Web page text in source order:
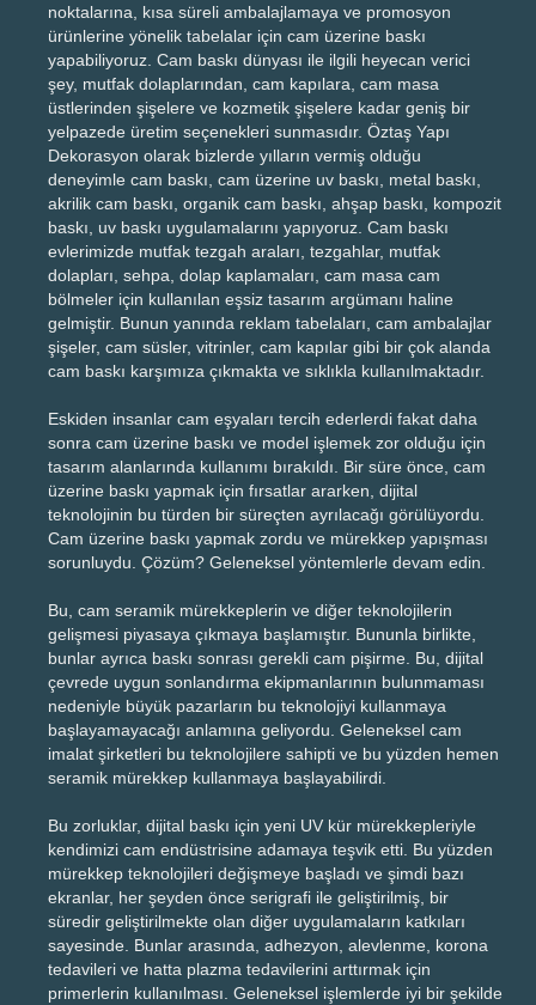
noktalarına, kısa süreli ambalajlamaya ve promosyon
ürünlerine yönelik tabelalar için cam üzerine baskı
yapabiliyoruz. Cam baskı dünyası ile ilgili heyecan verici
şey, mutfak dolaplarından, cam kapılara, cam masa
üstlerinden şişelere ve kozmetik şişelere kadar geniş bir
yelpazede üretim seçenekleri sunmasıdır. Öztaş Yapı
Dekorasyon olarak bizlerde yılların vermiş olduğu
deneyimle cam baskı, cam üzerine uv baskı, metal baskı,
akrilik cam baskı, organik cam baskı, ahşap baskı, kompozit
baskı, uv baskı uygulamalarını yapıyoruz. Cam baskı
evlerimizde mutfak tezgah araları, tezgahlar, mutfak
dolapları, sehpa, dolap kaplamaları, cam masa cam
bölmeler için kullanılan eşsiz tasarım argümanı haline
gelmiştir. Bunun yanında reklam tabelaları, cam ambalajlar
şişeler, cam süsler, vitrinler, cam kapılar gibi bir çok alanda
cam baskı karşımıza çıkmakta ve sıklıkla kullanılmaktadır.
Eskiden insanlar cam eşyaları tercih ederlerdi fakat daha
sonra cam üzerine baskı ve model işlemek zor olduğu için
tasarım alanlarında kullanımı bırakıldı. Bir süre önce, cam
üzerine baskı yapmak için fırsatlar ararken, dijital
teknolojinin bu türden bir süreçten ayrılacağı görülüyordu.
Cam üzerine baskı yapmak zordu ve mürekkep yapışması
sorunluydu. Çözüm? Geleneksel yöntemlerle devam edin.
Bu, cam seramik mürekkeplerin ve diğer teknolojilerin
gelişmesi piyasaya çıkmaya başlamıştır. Bununla birlikte,
bunlar ayrıca baskı sonrası gerekli cam pişirme. Bu, dijital
çevrede uygun sonlandırma ekipmanlarının bulunmaması
nedeniyle büyük pazarların bu teknolojiyi kullanmaya
başlayamayacağı anlamına geliyordu. Geleneksel cam
imalat şirketleri bu teknolojilere sahipti ve bu yüzden hemen
seramik mürekkep kullanmaya başlayabilirdi.
Bu zorluklar, dijital baskı için yeni UV kür mürekkepleriyle
kendimizi cam endüstrisine adamaya teşvik etti. Bu yüzden
mürekkep teknolojileri değişmeye başladı ve şimdi bazı
ekranlar, her şeyden önce serigrafi ile geliştirilmiş, bir
süredir geliştirilmekte olan diğer uygulamaların katkıları
sayesinde. Bunlar arasında, adhezyon, alevlenme, korona
tedavileri ve hatta plazma tedavilerini arttırmak için
primerlerin kullanılması. Geleneksel işlemlerde iyi bir şekilde